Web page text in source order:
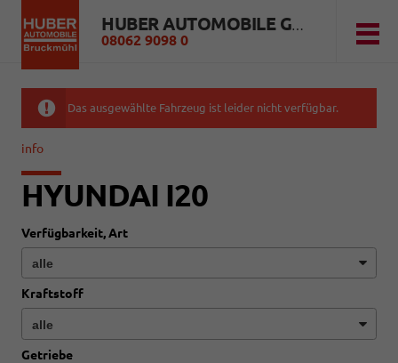
HUBER AUTOMOBILE GMBH
08062 9098 0
Das ausgewählte Fahrzeug ist leider nicht verfügbar.
info
HYUNDAI I20
Verfügbarkeit, Art
Kraftstoff
Getriebe